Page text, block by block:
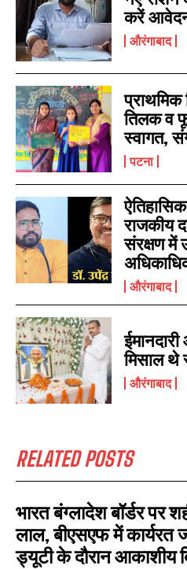
करें
औरंगाबाद
प्राथमिक
तिलक व
स्वागत,
पटना
राजकीय
संरक्षण में
औरंगाबाद
मिसाल थे
औरंगाबाद
RELATED POSTS
भारत बंग्लादेश बॉर्डर पर
लाल, बीएसएफ में कार्यरत
ड्यूटी के दौरान आकाशीय